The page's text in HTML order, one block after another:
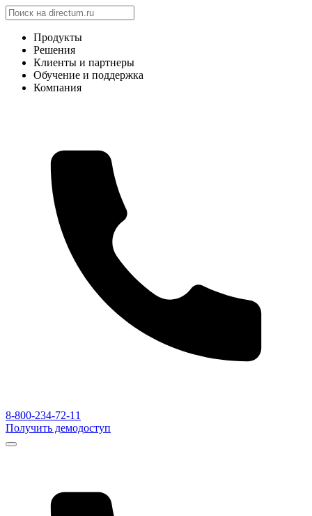
Продукты
Решения
Клиенты и партнеры
Обучение и поддержка
Компания
8-800-234-72-11
Получить демодоступ